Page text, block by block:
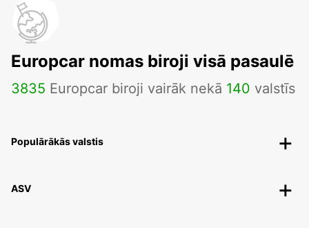
Europcar nomas biroji visā pasaulē
3835 Europcar biroji vairāk nekā 140 valstīs
Populārākās valstis
ASV